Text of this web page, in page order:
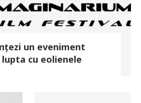
un eveniment
cu eolienele